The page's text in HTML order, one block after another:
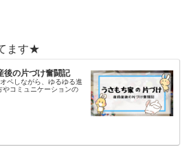
ます★
後の片づけ奮闘記
ペしながら、ゆるゆる進
やコミュニケーションの